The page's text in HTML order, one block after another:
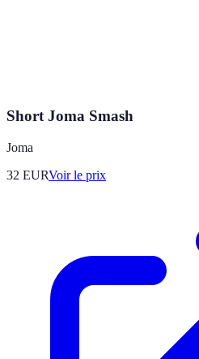
Short Joma Smash
Joma
32 EURVoir le prix